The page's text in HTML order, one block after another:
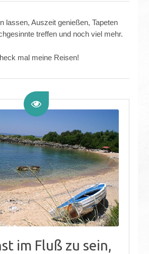
lassen, Auszeit genießen, Tapeten
treffen und noch viel mehr.
mal meine Reisen!
im Fluß zu sein,